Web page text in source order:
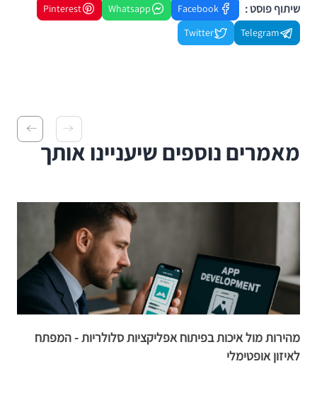
שיתוף פוסט : Facebook
Whatsapp
Pinterest
Telegram
Twitter
מאמרים נוספים שיעניינו אותך
מהירות מול איכות בפיתוח אפליקציות סלולריות - המפתח
לאיזון אופטימלי